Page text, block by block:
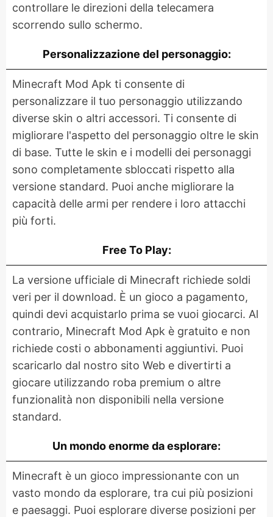
controllare le direzioni della telecamera
scorrendo sullo schermo.
Personalizzazione del personaggio:
Minecraft Mod Apk ti consente di
personalizzare il tuo personaggio utilizzando
diverse skin o altri accessori. Ti consente di
migliorare l'aspetto del personaggio oltre le skin
di base. Tutte le skin e i modelli dei personaggi
sono completamente sbloccati rispetto alla
versione standard. Puoi anche migliorare la
capacità delle armi per rendere i loro attacchi
più forti.
Free To Play:
La versione ufficiale di Minecraft richiede soldi
veri per il download. È un gioco a pagamento,
quindi devi acquistarlo prima se vuoi giocarci. Al
contrario, Minecraft Mod Apk è gratuito e non
richiede costi o abbonamenti aggiuntivi. Puoi
scaricarlo dal nostro sito Web e divertirti a
giocare utilizzando roba premium o altre
funzionalità non disponibili nella versione
standard.
Un mondo enorme da esplorare:
Minecraft è un gioco impressionante con un
vasto mondo da esplorare, tra cui più posizioni
e paesaggi. Puoi esplorare diverse posizioni per